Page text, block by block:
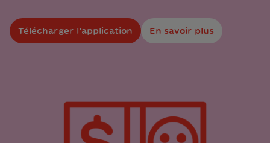
Télécharger l’application En savoir plus